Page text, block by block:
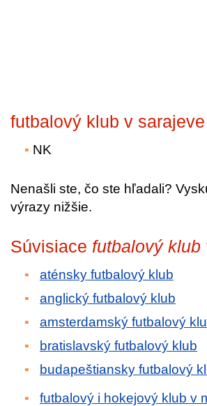
futbalový klub v
NK
Nenašli ste, čo ste hľadali?
výrazy nižšie.
Súvisiace futbalový klub
aténsky futbalový klub
anglický futbalový klub
amsterdamský futbalový
bratislavský futbalový klub
budapeštiansky futbalový
futbalový i hokejový klub v